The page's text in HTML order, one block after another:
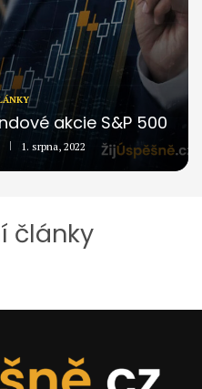
akcie S&P 500
1. srpna, 2022
články